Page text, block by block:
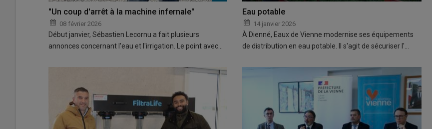
"Un coup d'arrêt à la machine infernale"
08 février 2026
Début janvier, Sébastien Lecornu a fait plusieurs
annonces concernant l'eau et l'irrigation. Le point avec…
Eau potable
14 janvier 2026
À Dienné, Eaux de Vienne modernise ses équipements
de distribution en eau potable. Il s'agit de sécuriser l'…